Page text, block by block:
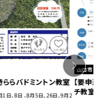
込】きららサッカースクール
～9月）